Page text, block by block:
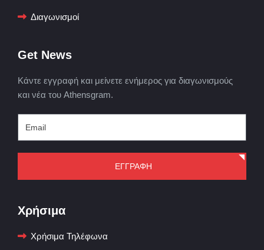
Διαγωνισμοί
Get News
Κάντε εγγραφή και μείνετε ενήμερος για διαγωνισμούς
και νέα του Athensgram.
ΕΓΓΡΑΦΗ
Χρήσιμα
Χρήσιμα Τηλέφωνα